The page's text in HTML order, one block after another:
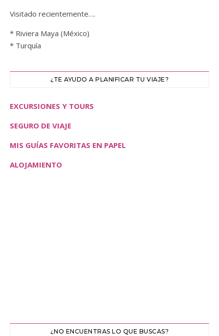
Visitado recientemente….
* Riviera Maya (México)
* Turquía
¿TE AYUDO A PLANIFICAR TU VIAJE?
EXCURSIONES Y TOURS
SEGURO DE VIAJE
MIS GUÍAS FAVORITAS EN PAPEL
ALOJAMIENTO
¿NO ENCUENTRAS LO QUE BUSCAS?